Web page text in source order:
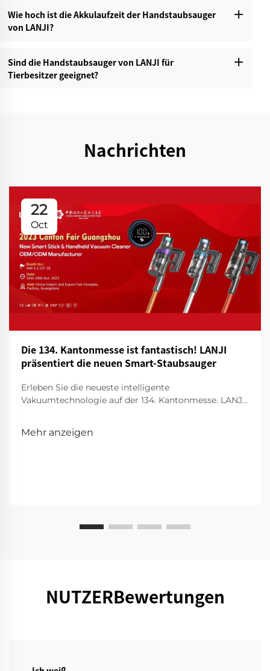
Wie hoch ist die Akkulaufzeit der Handstaubsauger
von LANJI?‌
Sind die Handstaubsauger von LANJI für
Tierbesitzer geeignet?‌
Nachrichten
22
Oct
Die 134. Kantonmesse ist fantastisch! LANJI
präsentiert die neuen Smart-Staubsauger
Erleben Sie die neueste intelligente
Vakuumtechnologie auf der 134. Kantonmesse. LANJI
für eine Vorführung!
Mehr anzeigen
NUTZERBewertungen